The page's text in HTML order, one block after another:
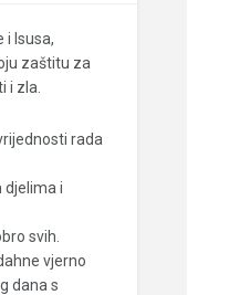
i Isusa,
zaštitu za
i zla.
rada
djelima i
svih.
vjerno
dana s